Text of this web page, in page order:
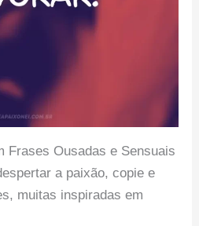
Frases Ousadas e Sensuais
a paixão, copie e
muitas inspiradas em